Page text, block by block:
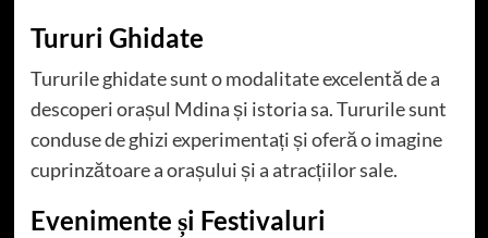
Tururi Ghidate
Tururile ghidate sunt o modalitate excelentă de a
descoperi orașul Mdina și istoria sa. Tururile sunt
conduse de ghizi experimentați și oferă o imagine
cuprinzătoare a orașului și a atracțiilor sale.
Evenimente și Festivaluri